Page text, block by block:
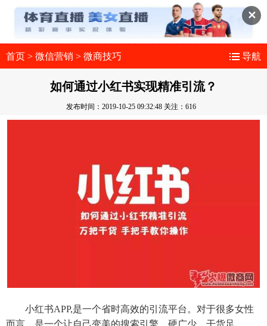
✕
首页 > 微信营销 > 微商技巧 导航
如何通过小红书实现精准引流？
发布时间：2019-10-25 09:32:48 关注：616
小红书APP,是一个省时高效的引流平台。对于很多女性
而言，是一个让自己变美的搜索引擎，硬广少，干货足。